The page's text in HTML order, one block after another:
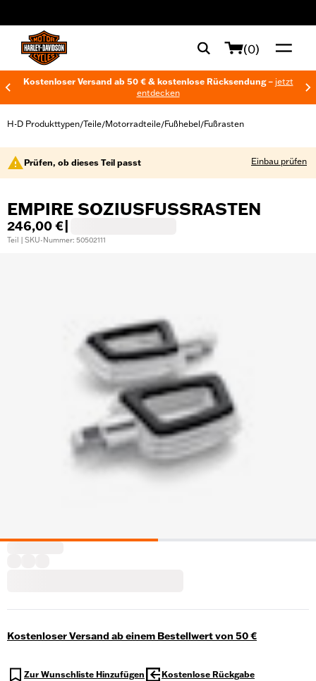
(0)
Kostenloser Versand ab 50 € & kostenlose Rücksendung – jetzt
entdecken
H-D Produkttypen/Teile/Motorradteile/Fußhebel/Fußrasten
Prüfen, ob dieses Teil passt Einbau prüfen
EMPIRE SOZIUSFUSSRASTEN
246,00 €
Teil | SKU-Nummer: 50502111
Kostenloser Versand ab einem Bestellwert von 50 €
Zur Wunschliste Hinzufügen Kostenlose Rückgabe